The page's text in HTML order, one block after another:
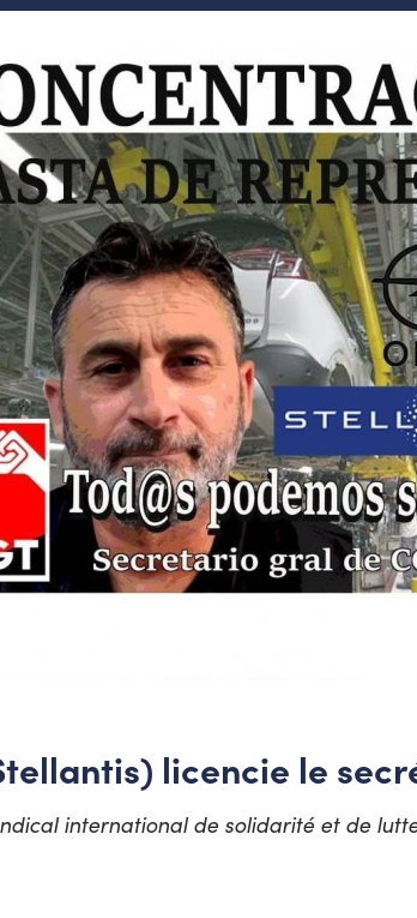
licencie le
international de solidarité et de